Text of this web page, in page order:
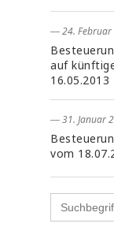
― 24. Februar
auf
16.05.2013
― 31. Januar
vom
Search
for: